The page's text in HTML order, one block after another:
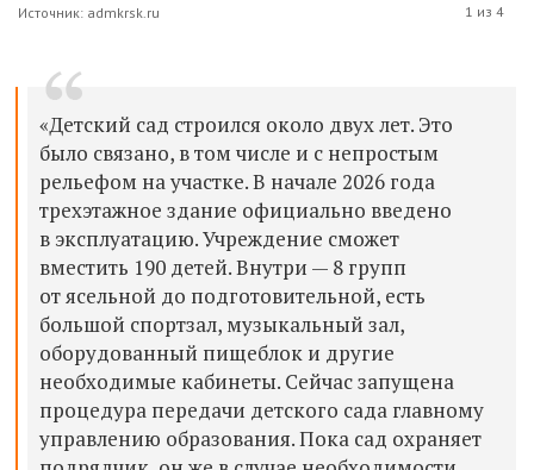
Источник: admkrsk.ru 1 из 4
«Детский сад строился около двух лет. Это
было связано, в том числе и с непростым
рельефом на участке. В начале 2026 года
трехэтажное здание официально введено
в эксплуатацию. Учреждение сможет
вместить 190 детей. Внутри — 8 групп
от ясельной до подготовительной, есть
большой спортзал, музыкальный зал,
оборудованный пищеблок и другие
необходимые кабинеты. Сейчас запущена
процедура передачи детского сада главному
управлению образования. Пока сад охраняет